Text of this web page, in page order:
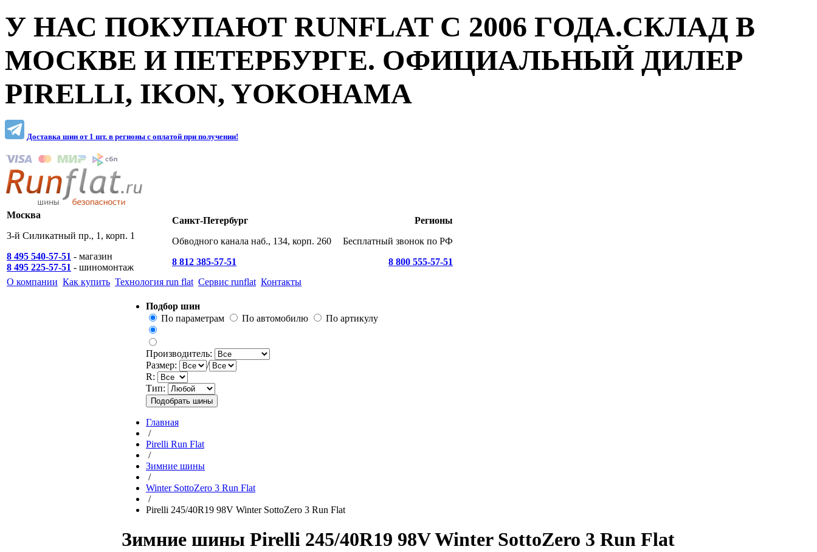
У НАС ПОКУПАЮТ RUNFLAT С 2006 ГОДА.СКЛАД В
МОСКВЕ И ПЕТЕРБУРГЕ. ОФИЦИАЛЬНЫЙ ДИЛЕР
PIRELLI, IKON, YOKOHAMA
Доставка шин от 1 шт. в регионы c оплатой при получении!
Москва
3-й Силикатный пр., 1, корп. 1
8 495 540-57-51 - магазин
8 495 225-57-51 - шиномонтаж
Санкт-Петербург
Обводного канала наб., 134, корп. 260
8 812 385-57-51
Регионы
Бесплатный звонок по РФ
8 800 555-57-51
О компании Как купить Технология run flat Сервис runflat Контакты
Подбор шин
По параметрам
По автомобилю По артикулу
Производитель:
Размер:
/
R:
Тип:
Главная
/
Pirelli Run Flat
/
Зимние шины
/
Winter SottoZero 3 Run Flat
/
Pirelli 245/40R19 98V Winter SottoZero 3 Run Flat
Зимние шины Pirelli 245/40R19 98V Winter SottoZero 3 Run Flat